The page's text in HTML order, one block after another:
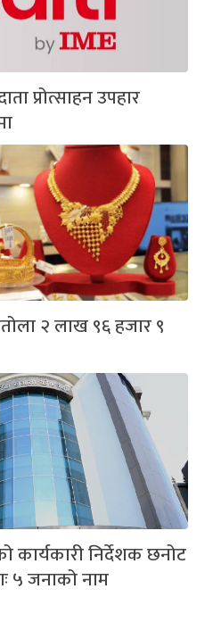
प्रोत्साहन उपहार
२ लाख ९६ हजार ९
कार्यकारी निर्देशक छनोट
५ जनाको नाम